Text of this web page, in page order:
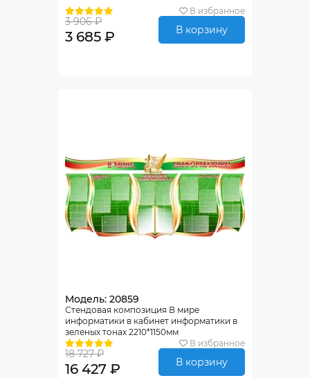
В избранное
3 906 ₽
3 685 ₽ В корзину
Модель: 20859
Стендовая композиция В мире
информатики в кабинет информатики в
зеленых тонах 2210*1150мм
В избранное
18 727 ₽
16 427 ₽ В корзину